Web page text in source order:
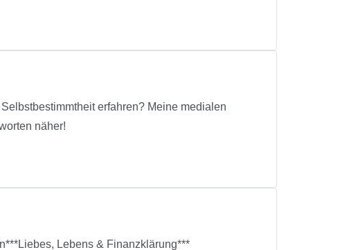
erfahren? Meine medialen
näher!
Lebens & Finanzklärung***